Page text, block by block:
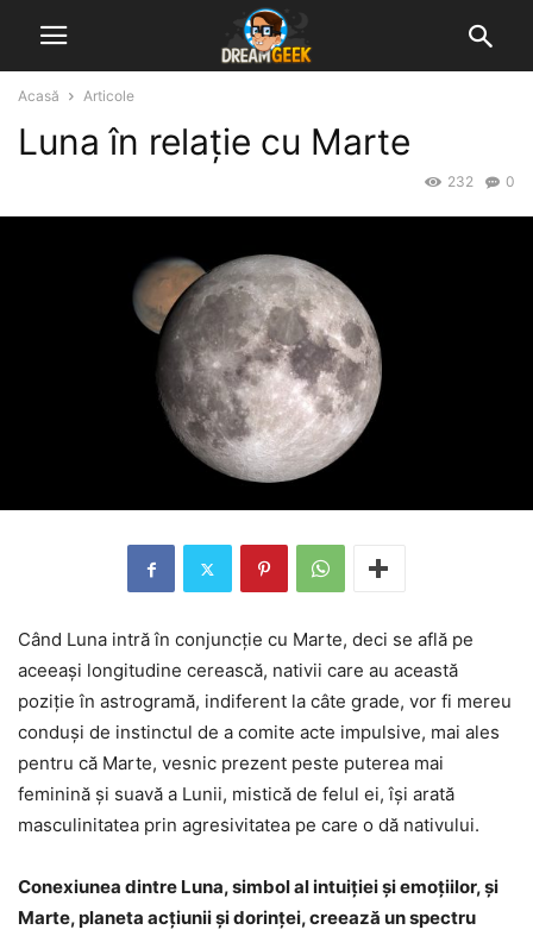
Acasă Articole
Luna în relație cu Marte
0
232
Când Luna intră în conjuncție cu Marte, deci se află pe
aceeași longitudine cerească, nativii care au această
poziție în astrogramă, indiferent la câte grade, vor fi mereu
conduși de instinctul de a comite acte impulsive, mai ales
pentru că Marte, vesnic prezent peste puterea mai
feminină și suavă a Lunii, mistică de felul ei, își arată
masculinitatea prin agresivitatea pe care o dă nativului.
Conexiunea dintre Luna, simbol al intuiției și emoțiilor, și
Marte, planeta acțiunii și dorinței, creează un spectru